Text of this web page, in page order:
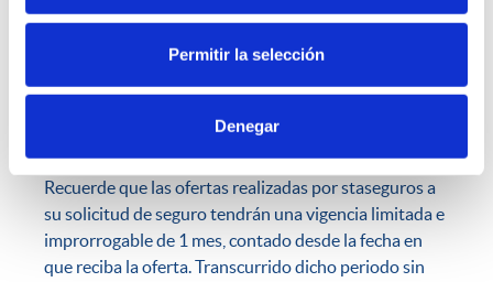
Permitir la selección
Denegar
distintas entidades aseguradoras, siendo según
las necesidades del solicitante, teniendo en cuenta
tanto la información aportada por el interesado, como
nuestra experiencia en el sector, y con una
Recuerde que las ofertas realizadas por staseguros a
su solicitud de seguro tendrán una vigencia limitada e
improrrogable de 1 mes, contado desde la fecha en
que reciba la oferta. Transcurrido dicho periodo sin